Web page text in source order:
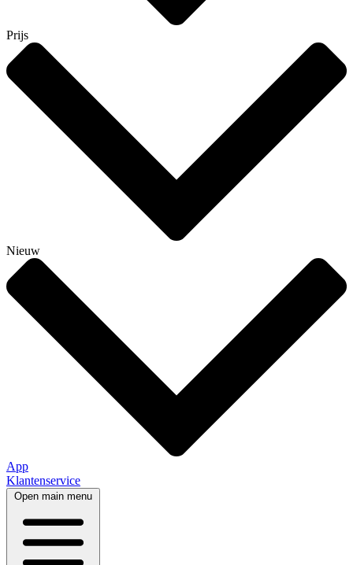
Prijs
Nieuw
App
Klantenservice
Open main menu